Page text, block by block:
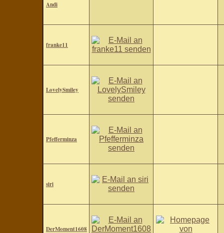
Andi
franke11
LovelySmiley
Pfefferminza
siri
DerMoment1608